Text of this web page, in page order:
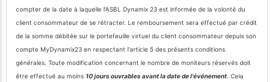
compter de la date à laquelle l'ASBL Dynamix 23 est informée de la volonté du
client consommateur de se rétracter. Le remboursement sera effectué par crédit
de la somme débitée sur le portefeuille virtuel du client consommateur depuis son
compte MyDynamix23 en respectant l'article 5 des présents conditions
générales. Toute modification concernant le nombre de moniteurs réservés doit
être effectué au moins 10 jours ouvrables avant la date de l'événement . Cela